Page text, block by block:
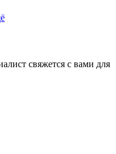
свяжется с вами для